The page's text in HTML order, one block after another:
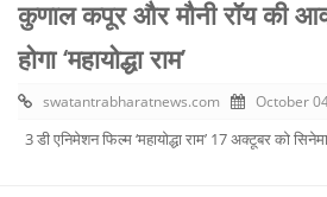
कुणाल कपूर और मौनी रॉय की
होगा ‘महायोद्धा राम’
swatantrabharatnews.com October
3 डी एनिमेशन फिल्म ‘महायोद्धा राम’ 17 अक्टूबर को